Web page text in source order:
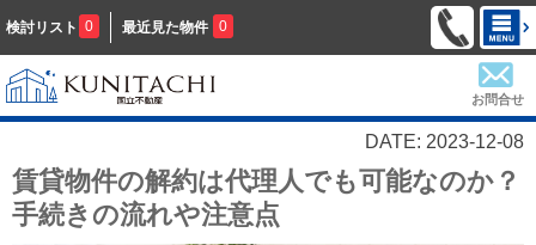
検討リスト 0 最近見た物件 0
お問合せ
DATE: 2023-12-08
賃貸物件の解約は代理人でも可能なのか？
手続きの流れや注意点